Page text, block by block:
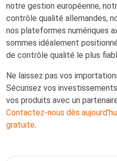
notre gestion européenne,
contrôle qualité allemandes,
nos plateformes numériques
sommes idéalement
de contrôle qualité le plus
Ne laissez pas vos
Sécurisez vos
vos produits avec un
Contactez-nous dès
gratuite.